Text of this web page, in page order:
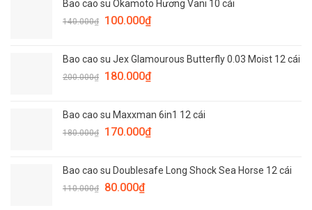
150.000₫.là:
120.000₫.
Bao cao su Okamoto Hương Vani 10 cái
140.000₫
Giá
140.000₫.
100.000₫Giá
là:
100.000₫.
Bao cao su Jex Glamourous Butterfly 0.03 Moist 12 cái
200.000₫
Giá
200.000₫.
180.000₫Giá
là:
180.000₫.
Bao cao su Maxxman 6in1 12 cái
180.000₫
Giá
180.000₫.
170.000₫Giá
là:
Bao cao su Doublesafe Long Shock Sea Horse 12 cái
110.000₫
Giá
80.000₫Giá